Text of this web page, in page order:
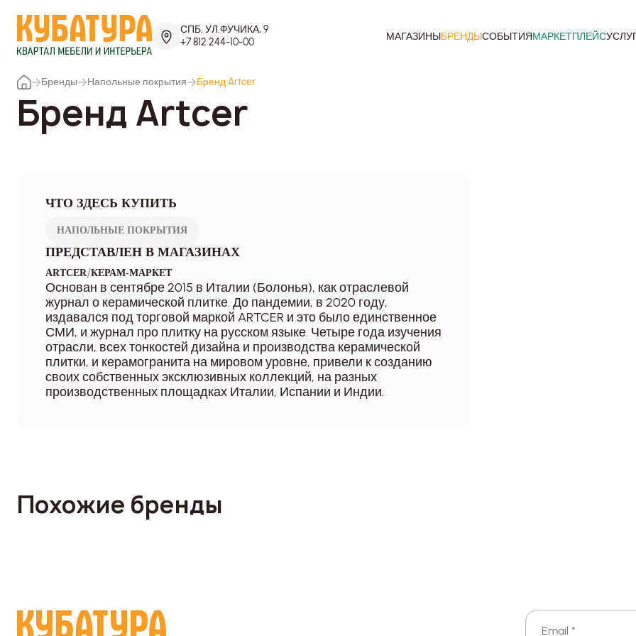
СПБ, УЛ.ФУЧИКА, 9
+7 812 244-10-00
МАГАЗИНЫБРЕНДЫСОБЫТИЯМАРКЕТПЛЕЙС
Бренды Напольные покрытия Бренд Artcer
Бренд Artcer
ЧТО ЗДЕСЬ КУПИТЬ
НАПОЛЬНЫЕ ПОКРЫТИЯ
ПРЕДСТАВЛЕН В МАГАЗИНАХ
ARTCER/КЕРАМ-МАРКЕТ
Основан в сентябре 2015 в Италии (Болонья), как отраслевой
журнал о керамической плитке. До пандемии, в 2020 году,
издавался под торговой маркой ARTCER и это было единственное
СМИ, и журнал про плитку на русском языке. Четыре года изучения
отрасли, всех тонкостей дизайна и производства керамической
плитки, и керамогранита на мировом уровне, привели к созданию
своих собственных эксклюзивных коллекций, на разных
производственных площадках Италии, Испании и Индии.
Похожие бренды